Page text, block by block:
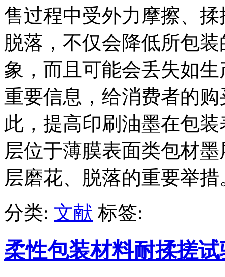
售过程中受外力摩擦、
脱落，不仅会降低所包
象，而且可能会丢失如
重要信息，给消费者的
此，提高印刷油墨在包
层位于薄膜表面类包材
层磨花、脱落的重要举措
分类: 文献 标签:
柔性包装材料耐揉搓